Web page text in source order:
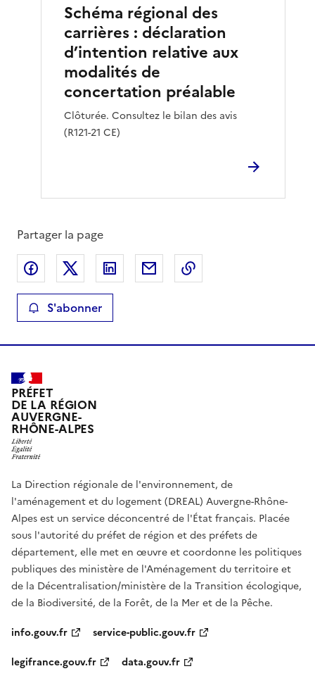
Schéma régional des
carrières : déclaration
d’intention relative aux
modalités de
concertation préalable
Clôturée. Consultez le bilan des avis
(R121-21 CE)
Partager la page
Partager sur Facebook
Partager sur XPartager sur LinkedIn
Partager par email
S'abonner
PRÉFET
DE LA RÉGION
AUVERGNE-
RHÔNE-ALPES
La Direction régionale de l'environnement, de
l'aménagement et du logement (DREAL) Auvergne-Rhône-
Alpes est un service déconcentré de l'État français. Placée
sous l'autorité du préfet de région et des préfets de
département, elle met en œuvre et coordonne les politiques
publiques des ministère de l'Aménagement du territoire et
de la Décentralisation/ministère de la Transition écologique,
de la Biodiversité, de la Forêt, de la Mer et de la Pêche.
info.gouv.fr
service-public.gouv.fr
legifrance.gouv.fr
data.gouv.fr